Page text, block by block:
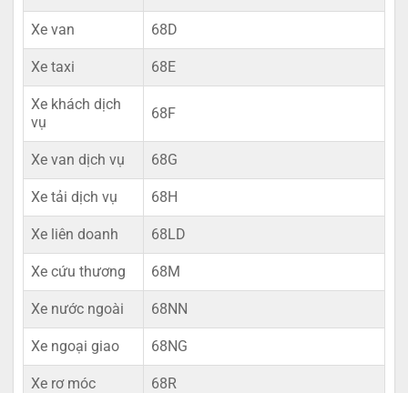
Xe van 68D
Xe taxi 68E
Xe khách dịch
vụ
68F
Xe van dịch vụ 68G
Xe tải dịch vụ 68H
Xe liên doanh 68LD
Xe cứu thương 68M
Xe nước ngoài 68NN
Xe ngoại giao 68NG
Xe rơ móc 68R